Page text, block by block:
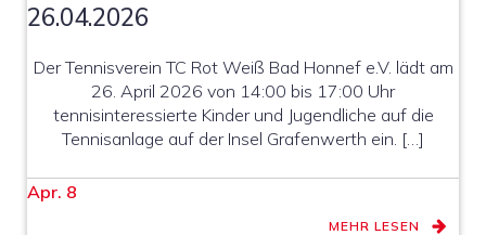
26.04.2026
Der Tennisverein TC Rot Weiß Bad Honnef e.V. lädt am
26. April 2026 von 14:00 bis 17:00 Uhr
tennisinteressierte Kinder und Jugendliche auf die
Tennisanlage auf der Insel Grafenwerth ein. […]
Apr. 8
MEHR LESEN